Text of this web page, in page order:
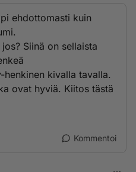
ehdottomasti kuin
Siinä on sellaista
henkinen kivalla tavalla.
ovat hyviä. Kiitos tästä
Kommentoi